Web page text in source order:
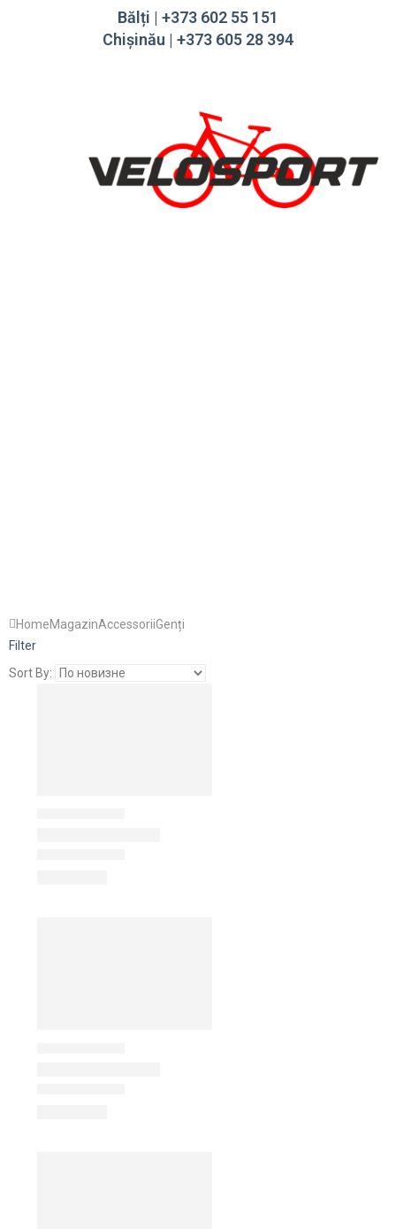
Bălți | +373 602 55 151
Chișinău | +373 605 28 394
HomeMagazinAccessoriiGenți
Filter
Sort By: